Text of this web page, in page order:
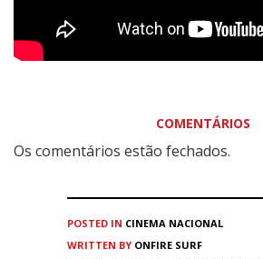
COMENTÁRIOS
Os comentários estão fechados.
POSTED IN CINEMA NACIONAL
WRITTEN BY ONFIRE SURF